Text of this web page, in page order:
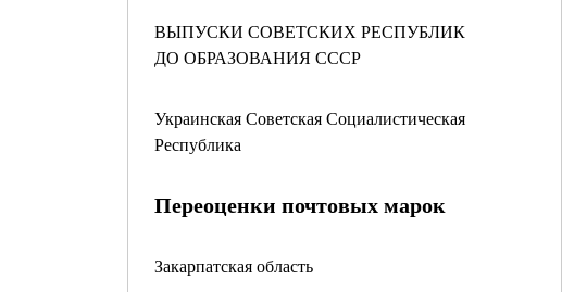
ВЫПУСКИ СОВЕТСКИХ РЕСПУБЛИК
ДО ОБРАЗОВАНИЯ СССР
Украинская Советская Социалистическая
Республика
Переоценки почтовых марок
Закарпатская область